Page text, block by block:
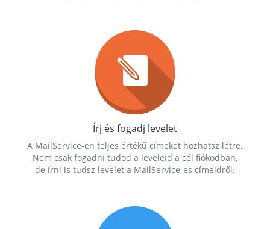
Írj és fogadj levelet
A MailService-en teljes értékű címeket hozhatsz létre.
Nem csak fogadni tudod a leveleid a cél fiókodban,
de írni is tudsz levelet a MailService-es címeidről.